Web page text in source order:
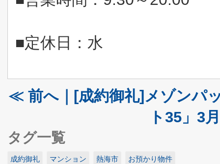
■定休日：水
≪ 前へ｜[成約御礼]メゾンパ
ト35」3
タグ一覧
成約御礼 マンション 熱海市 お預かり物件